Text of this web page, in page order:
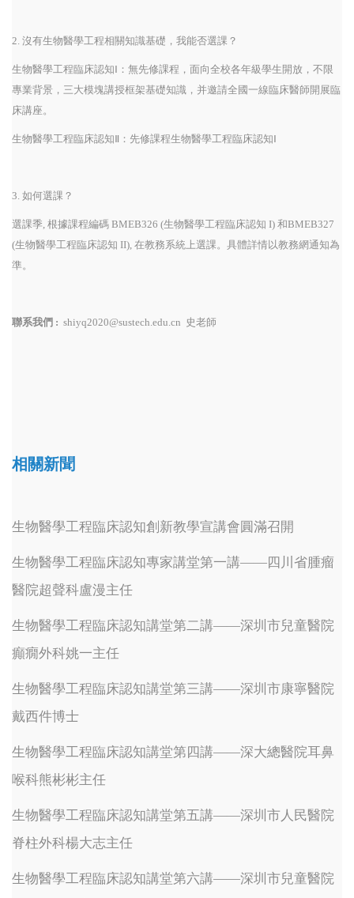
2. 沒有生物醫學工程相關知識基礎，我能否選課？
生物醫學工程臨床認知Ⅰ：無先修課程，面向全校各年級學生開放，不限
專業背景，三大模塊講授框架基礎知識，并邀請全國一線臨床醫師開展臨
床講座。
生物醫學工程臨床認知Ⅱ：先修課程生物醫學工程臨床認知Ⅰ
3. 如何選課？
選課季, 根據課程編碼 BMEB326 (生物醫學工程臨床認知 I) 和BMEB327
(生物醫學工程臨床認知 II), 在教務系統上選課。具體詳情以教務網通知為
準。
聯系我們 : shiyq2020@sustech.edu.cn 史老師
相關新聞
生物醫學工程臨床認知創新教學宣講會圓滿召開
生物醫學工程臨床認知專家講堂第一講——四川省腫瘤
醫院超聲科盧漫主任
生物醫學工程臨床認知講堂第二講——深圳市兒童醫院
癲癇外科姚一主任
生物醫學工程臨床認知講堂第三講——深圳市康寧醫院
戴西件博士
生物醫學工程臨床認知講堂第四講——深大總醫院耳鼻
喉科熊彬彬主任
生物醫學工程臨床認知講堂第五講——深圳市人民醫院
脊柱外科楊大志主任
生物醫學工程臨床認知講堂第六講——深圳市兒童醫院